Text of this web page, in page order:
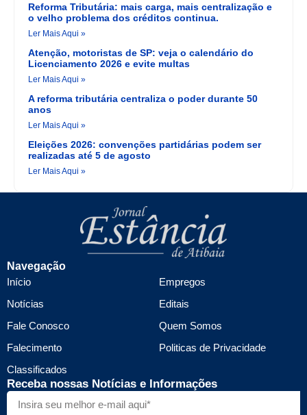
Reforma Tributária: mais carga, mais centralização e
o velho problema dos créditos continua.
Ler Mais Aqui »
Atenção, motoristas de SP: veja o calendário do
Licenciamento 2026 e evite multas
Ler Mais Aqui »
A reforma tributária centraliza o poder durante 50
anos
Ler Mais Aqui »
Eleições 2026: convenções partidárias podem ser
realizadas até 5 de agosto
Ler Mais Aqui »
Navegação
Início
Notícias
Fale Conosco
Falecimento
Classificados
Empregos
Editais
Quem Somos
Politicas de Privacidade
Receba nossas Notícias e Informações